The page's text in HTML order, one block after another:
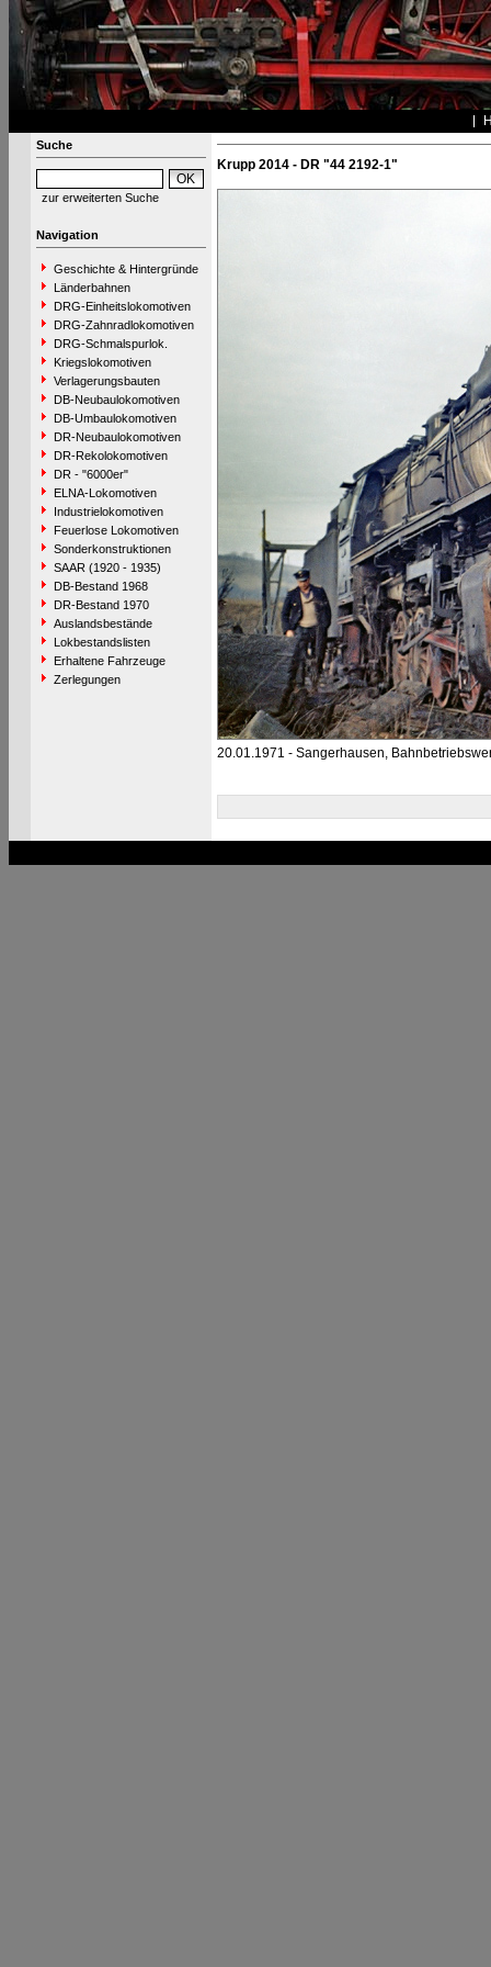
Suche
zur erweiterten Suche
Navigation
Geschichte & Hintergründe
Länderbahnen
DRG-Einheitslokomotiven
DRG-Zahnradlokomotiven
DRG-Schmalspurlok.
Kriegslokomotiven
Verlagerungsbauten
DB-Neubaulokomotiven
DB-Umbaulokomotiven
DR-Neubaulokomotiven
DR-Rekolokomotiven
DR - "6000er"
ELNA-Lokomotiven
Industrielokomotiven
Feuerlose Lokomotiven
Sonderkonstruktionen
SAAR (1920 - 1935)
DB-Bestand 1968
DR-Bestand 1970
Auslandsbestände
Lokbestandslisten
Erhaltene Fahrzeuge
Zerlegungen
Krupp 2014 - DR "44 2192-1"
20.01.1971 - Sangerhausen,